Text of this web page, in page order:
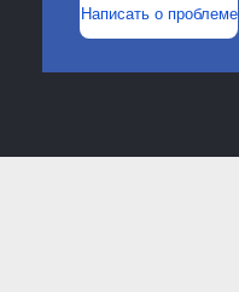
Написать о проблеме